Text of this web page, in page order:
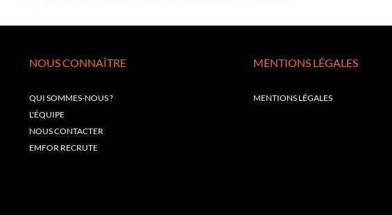
NOUS CONNAÎTRE
QUI SOMMES-NOUS ?
L'ÉQUIPE
NOUS CONTACTER
EMFOR RECRUTE
MENTIONS LÉGALES
MENTIONS LÉGALES